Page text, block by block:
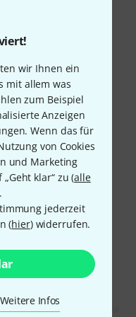
wir Ihnen ein
mit allem was
zum Beispiel
Anzeigen
Wenn das für
von Cookies
und Marketing
klar“ zu (alle
jederzeit
(hier) widerrufen.
Weitere Infos
an einem
mit dem Sound,
Sobald ich
es aber gehörig.
Interfaces. Habe
die ganze
nichts mehr und ich